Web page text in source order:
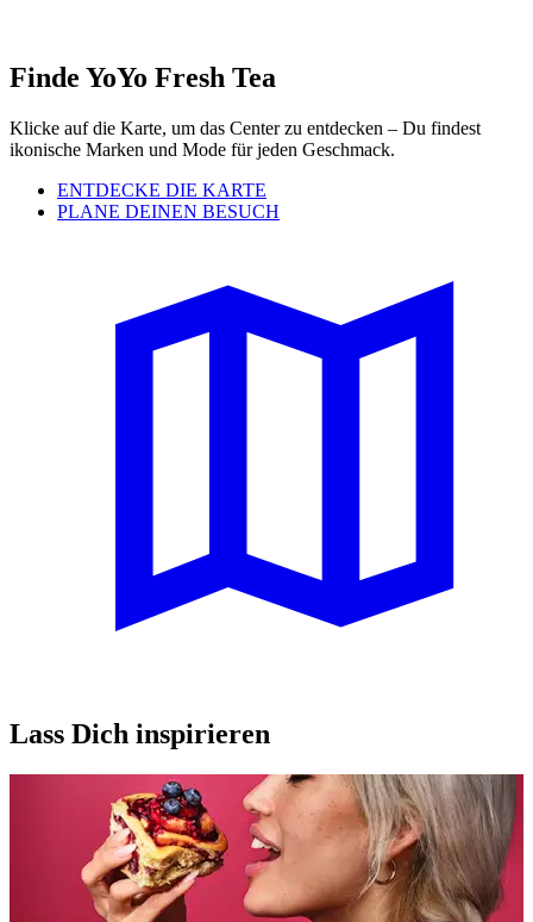
Finde YoYo Fresh Tea
Klicke auf die Karte, um das Center zu entdecken – Du findest
ikonische Marken und Mode für jeden Geschmack.
ENTDECKE DIE KARTE
PLANE DEINEN BESUCH
Lass Dich inspirieren